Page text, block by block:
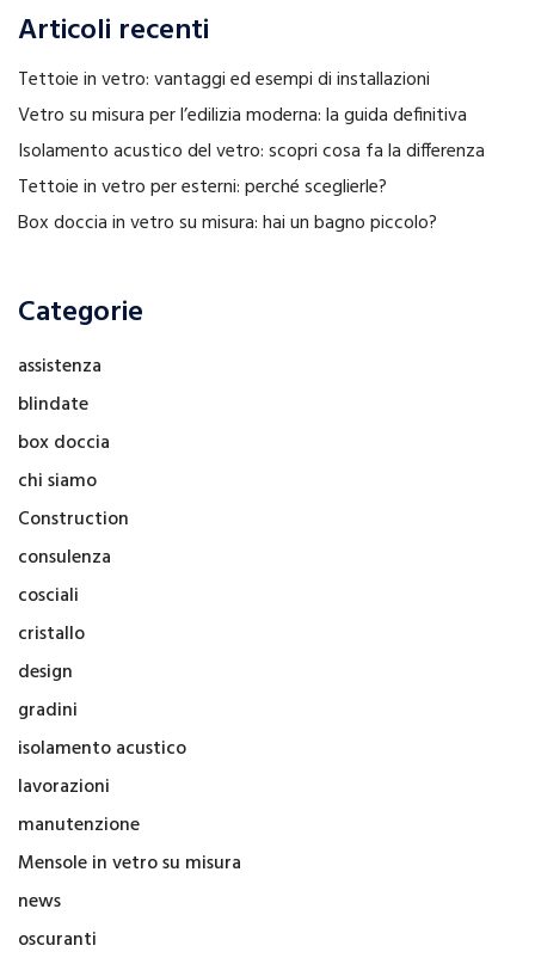
Articoli recenti
Tettoie in vetro: vantaggi ed esempi di installazioni
Vetro su misura per l’edilizia moderna: la guida definitiva
Isolamento acustico del vetro: scopri cosa fa la differenza
Tettoie in vetro per esterni: perché sceglierle?
Box doccia in vetro su misura: hai un bagno piccolo?
Categorie
assistenza
blindate
box doccia
chi siamo
Construction
consulenza
cosciali
cristallo
design
gradini
isolamento acustico
lavorazioni
manutenzione
Mensole in vetro su misura
news
oscuranti